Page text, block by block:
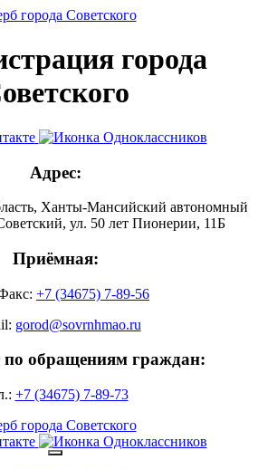
города
Адрес:
Ханты-Мансийский автономный
ул. 50 лет Пионерии, 11Б
Приёмная:
+7 (34675) 7-89-56
gorod@sovrnhmao.ru
по обращениям граждан:
+7 (34675) 7-89-73